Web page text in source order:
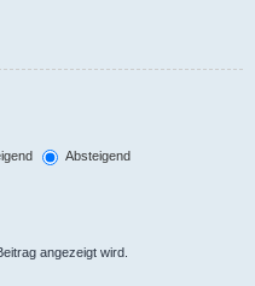
Absteigend
angezeigt wird.